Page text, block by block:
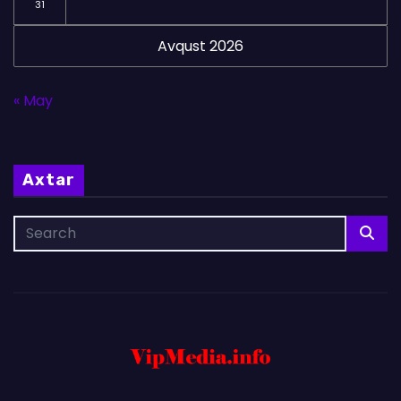
Avqust 2026
31
« May
Axtar